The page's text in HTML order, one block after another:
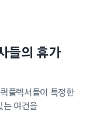
들의 휴가
플렉서들이 특정한
는 여건을